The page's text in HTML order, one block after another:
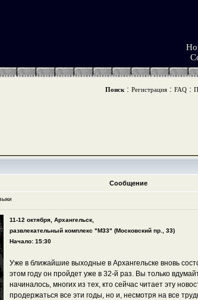
Поиск: Регистрация: FAQ:
Сообщение
11-12 октября, Архангельск,
развлекательный комплекс "М33" (Московский пр., 33)
Начало: 15:30
Уже в ближайшие выходные в Архангельске вновь
этом году он пройдет уже в 32-й раз. Вы только
начиналось, многих из тех, кто сейчас читает эту
продержаться все эти годы, но и, несмотря на все